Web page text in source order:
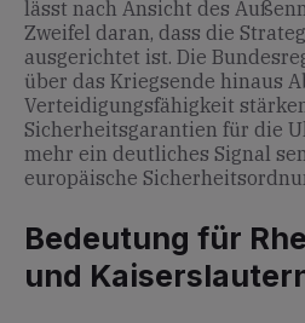
lässt nach Ansicht des
Zweifel daran, dass die
ausgerichtet ist. Die
über das Kriegsende hinaus
Verteidigungsfähigkeit
Sicherheitsgarantien für die
mehr ein deutliches Signal
europäische
Bedeutung für
und